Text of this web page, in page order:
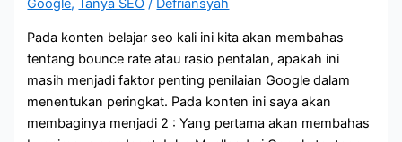
Google,Tanya SEO / Defriansyah
Pada konten belajar seo kali ini kita akan membahas
tentang bounce rate atau rasio pentalan, apakah ini
masih menjadi faktor penting penilaian Google dalam
menentukan peringkat. Pada konten ini saya akan
membaginya menjadi 2 : Yang pertama akan membahas